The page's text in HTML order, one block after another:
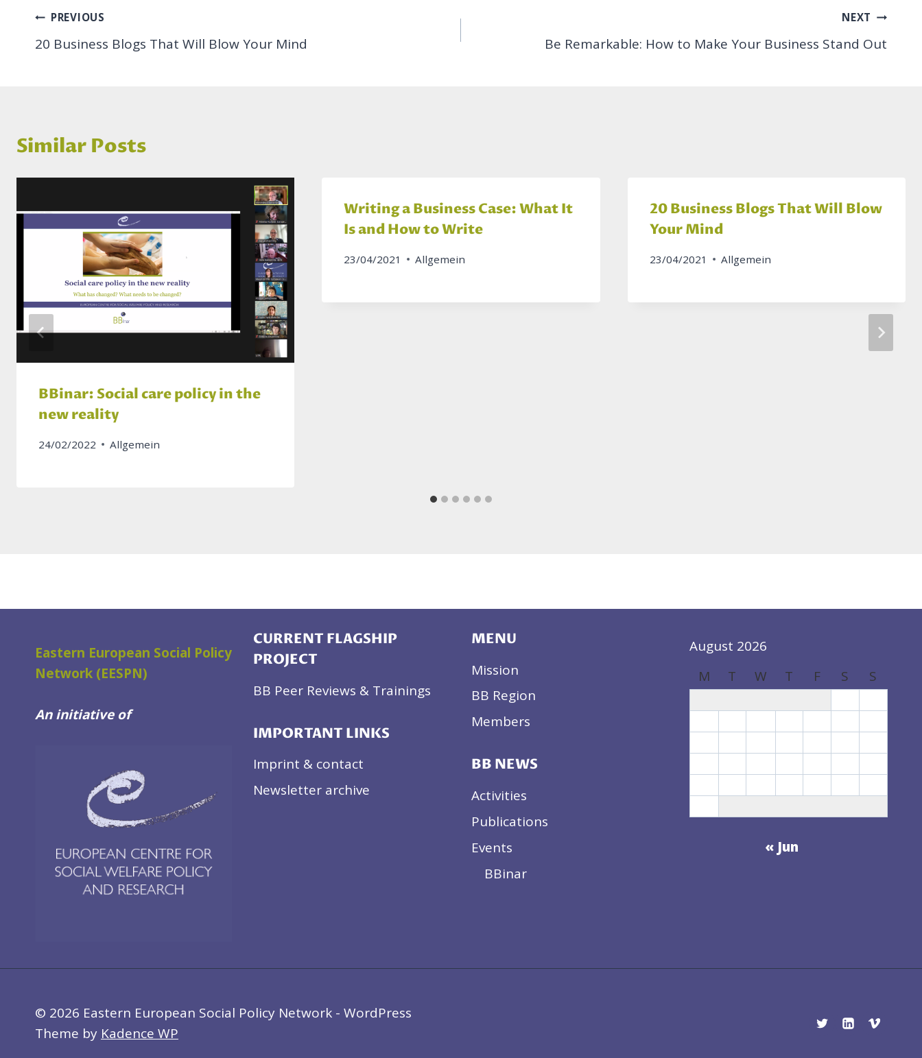
Post
navigation
PREVIOUS
20 Business Blogs That Will Blow Your Mind
NEXT
Be Remarkable: How to Make Your Business Stand Out
Similar Posts
BBinar: Social care policy in the
new reality
24/02/2022 Allgemein
Writing a Business Case: What It
Is and How to Write
23/04/2021 Allgemein
20 Business Blogs That Will Blow
Your Mind
23/04/2021 Allgemein
Eastern European Social Policy
Network (EESPN)
An initiative of
CURRENT FLAGSHIP
PROJECT
BB Peer Reviews & Trainings
IMPORTANT LINKS
Imprint & contact
Newsletter archive
MENU
Mission
BB Region
Members
BB NEWS
Activities
Publications
Events
BBinar
August 2026
M
T W T F S S
« Jun
© 2026 Eastern European Social Policy Network - WordPress
Theme by Kadence WP